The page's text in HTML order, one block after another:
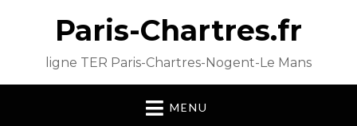
Paris-Chartres.fr
ligne TER Paris-Chartres-Nogent-Le Mans
MENU